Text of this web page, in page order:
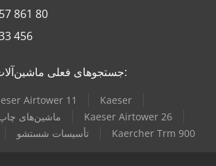
861 80
456
جستجوهای فعلی ماشین‌آلات:
Airtower 11
Kaeser
ماشین‌های
Kaeser Airtower 26
تأسیسات شستشو Kaercher Trm 900